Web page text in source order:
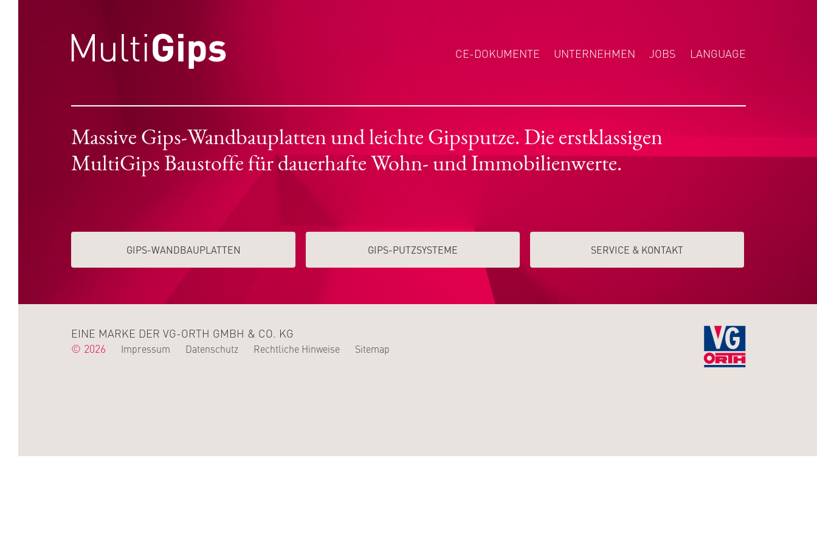
CE-DOKUMENTE UNTERNEHMEN JOBS
LANGUAGE
Massive Gips-Wandbauplatten und leichte Gipsputze. Die erstklassigen
MultiGips Baustoffe für dauerhafte Wohn- und Immobilienwerte.
GIPS-WAND­­BAUPLATTEN GIPS-PUTZSYSTEME SERVICE & KONTAKT
EINE MARKE DER VG-ORTH GMBH & CO. KG
© 2026
Impressum Datenschutz Rechtliche Hinweise Sitemap